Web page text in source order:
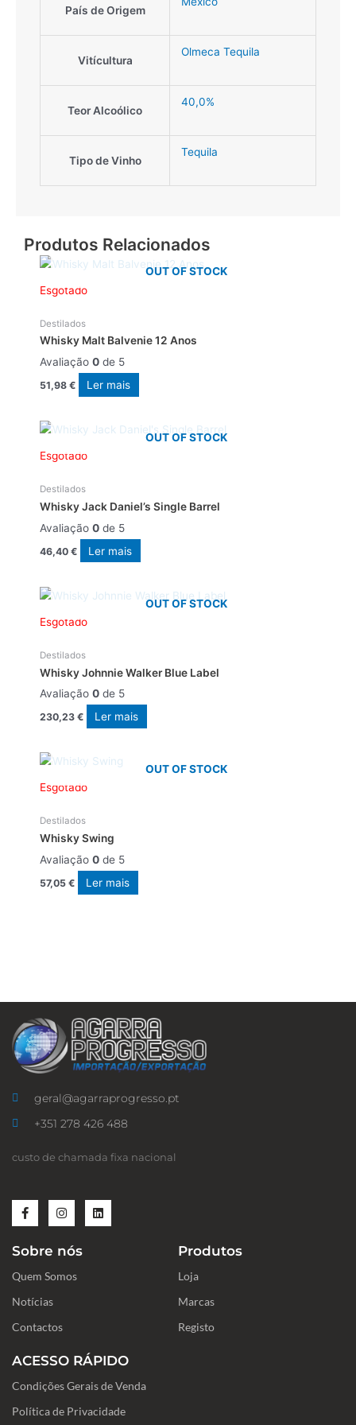
País de Origem
Vitícultura
Olmeca Tequila
Teor Alcoólico
40,0%
Tipo de Vinho
Tequila
Produtos Relacionados
OUT OF STOCK
Esgotado
Destilados
Whisky Malt Balvenie 12 Anos
Avaliação 0 de 5
51,98 € Ler mais
OUT OF STOCK
Esgotado
Destilados
Whisky Jack Daniel’s Single Barrel
Avaliação 0 de 5
46,40 € Ler mais
OUT OF STOCK
Esgotado
Destilados
Whisky Johnnie Walker Blue Label
Avaliação 0 de 5
230,23 € Ler mais
OUT OF STOCK
Esgotado
Destilados
Whisky Swing
Avaliação 0 de 5
57,05 € Ler mais
geral@agarraprogresso.pt
+351 278 426 488
custo de chamada fixa nacional
F
a
c
b
o
-
I
n
s
a
r
L
i
n
Sobre nós
Quem Somos
Notícias
Contactos
Produtos
Loja
Marcas
Registo
ACESSO RÁPIDO
Condições Gerais de Venda
Política de Privacidade